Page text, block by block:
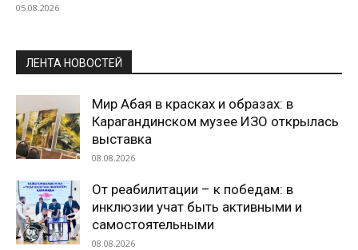
05.08.2026
ЛЕНТА НОВОСТЕЙ
Мир Абая в красках и образах: в
Карагандинском музее ИЗО открылась
выставка
08.08.2026
От реабилитации – к победам: в
инклюзии учат быть активными и
самостоятельными
08.08.2026